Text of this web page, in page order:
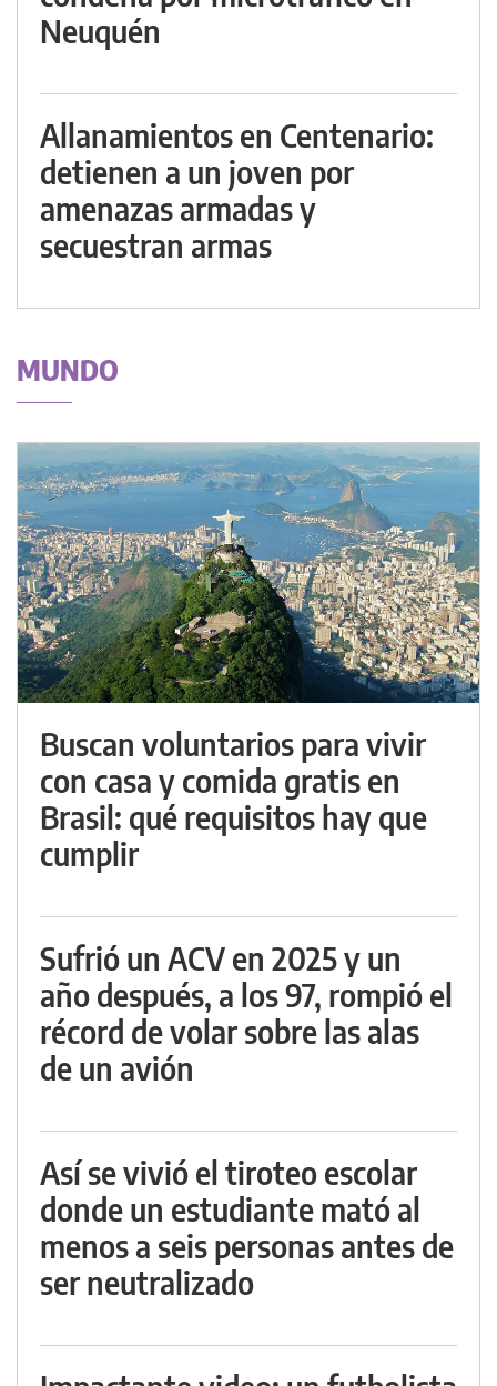
Neuquén
Allanamientos en Centenario:
detienen a un joven por
amenazas armadas y
secuestran armas
MUNDO
Buscan voluntarios para vivir
con casa y comida gratis en
Brasil: qué requisitos hay que
cumplir
Sufrió un ACV en 2025 y un
año después, a los 97, rompió el
récord de volar sobre las alas
de un avión
Así se vivió el tiroteo escolar
donde un estudiante mató al
menos a seis personas antes de
ser neutralizado